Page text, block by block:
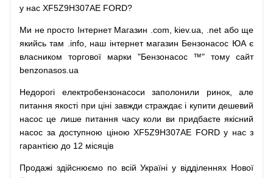
у нас XF5Z9H307AE FORD?
Ми не просто Інтернет Магазин .com kiev.ua .net або ще
якийсь там .info, наш інтернет магазин Бензонасос ЮА є
власником
торгової марки "Бензонасос ™" тому
сайт
benzonasos.ua
Недорогі електробензонасоси заполонили ринок,
але
питання якості при ціні завжди страждає і купити дешевий
насос це лише питання часу коли ви придбаєте якісний
насос за доступною ціною XF5Z9H307AE FORD у нас з
гарантією до 12 місяців
Продажі здійснюємо по всій Україні у відділеннях Нової